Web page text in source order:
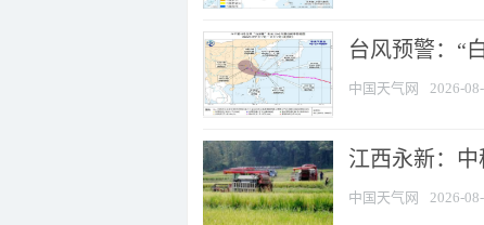
台风预警：“
中国天气网 2026-
江西永新：
中国天气网 2026-